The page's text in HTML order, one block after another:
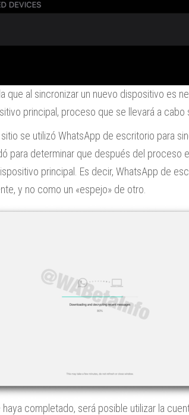
que al sincronizar un nuevo dispositivo es
principal, proceso que se llevará a cabo
se utilizó WhatsApp de escritorio para
para determinar que después del proceso
principal. Es decir, WhatsApp de
y no como un «espejo» de otro.
completado, será posible utilizar la